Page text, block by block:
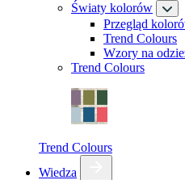
Światy kolorów
Przegląd
Trend Colours
Wzory na
Trend Colours
Trend Colours
Wiedza